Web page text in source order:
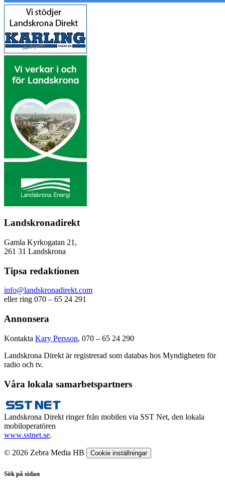
Landskronadirekt
Gamla Kyrkogatan 21,
261 31 Landskrona
Tipsa redaktionen
info@landskronadirekt.com
eller ring 070 – 65 24 291
Annonsera
Kontakta Kary Persson, 070 – 65 24 290
Landskrona Direkt är registrerad som databas hos Myndigheten för
radio och tv.
Våra lokala samarbetspartners
Landskrona Direkt ringer från mobilen via SST Net, den lokala
mobiloperatören
www.sstnet.se.
© 2026 Zebra Media HB Cookie inställningar
Sök på sidan